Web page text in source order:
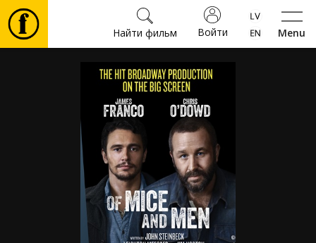
Menu
Войти
Найти фильм
Культура
Мероприятия